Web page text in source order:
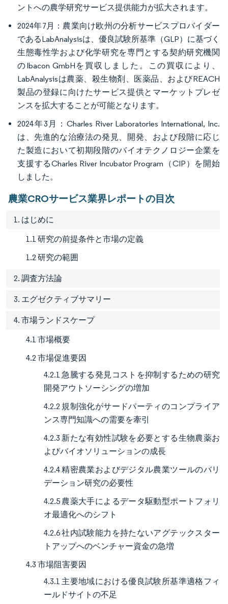
ントへの農学研究サービス提供能力が拡大されます。
2024年7月：農業向け欧州の分析サービスプロバイダー
であるLabAnalysisは、優良試験所基準（GLP）に基づく
生態毒性学および化学研究を専門とする契約研究機関
のIbacon GmbHを買収しました。この買収により、
LabAnalysisは農薬、殺生物剤、医薬品、およびREACH
製品の登録に向けたサービス提供とマーケットプレゼ
ンスを拡大することが可能となります。
2024年3月：Charles River Laboratories International, Inc.
は、先進的な治療法の発見、開発、および段階に応じ
た製造において初期段階のバイオテクノロジー企業を
支援するCharles River Incubator Program（CIP）を開始
しました。
農業CROサービス業界レポートの目次
1. はじめに
1.1 研究の前提条件と市場の定義
1.2 研究の範囲
2. 調査方法論
3. エグゼクティブサマリー
4. 市場ランドスケープ
4.1 市場概要
4.2 市場促進要因
4.2.1 急騰する発見コストを抑制するための研究
開発アウトソーシングの増加
4.2.2 規制強化がサードパーティのコンプライア
ンス専門知識への需要を牽引
4.2.3 新たな有効性試験を必要とする生物農薬お
よびバイオソリューションの成長
4.2.4 精密農業およびデジタル農業ツールのバリ
デーション研究の必要性
4.2.5 農薬大手によるデータ駆動型ポートフォリ
オ最適化へのシフト
4.2.6 社内試験能力を持たないアグテックスター
トアップへのベンチャー資金の急増
4.3 市場阻害要因
4.3.1 主要地域における優良試験所基準適格フィ
ールドサイトの不足